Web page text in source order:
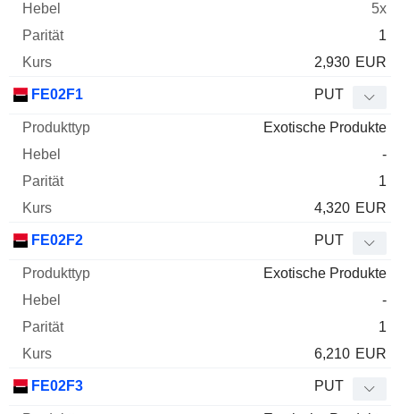
5x
1
2,930 EUR
FE02F1 PUT
Exotische Produkte
-
1
4,320 EUR
FE02F2 PUT
Exotische Produkte
-
1
6,210 EUR
FE02F3 PUT